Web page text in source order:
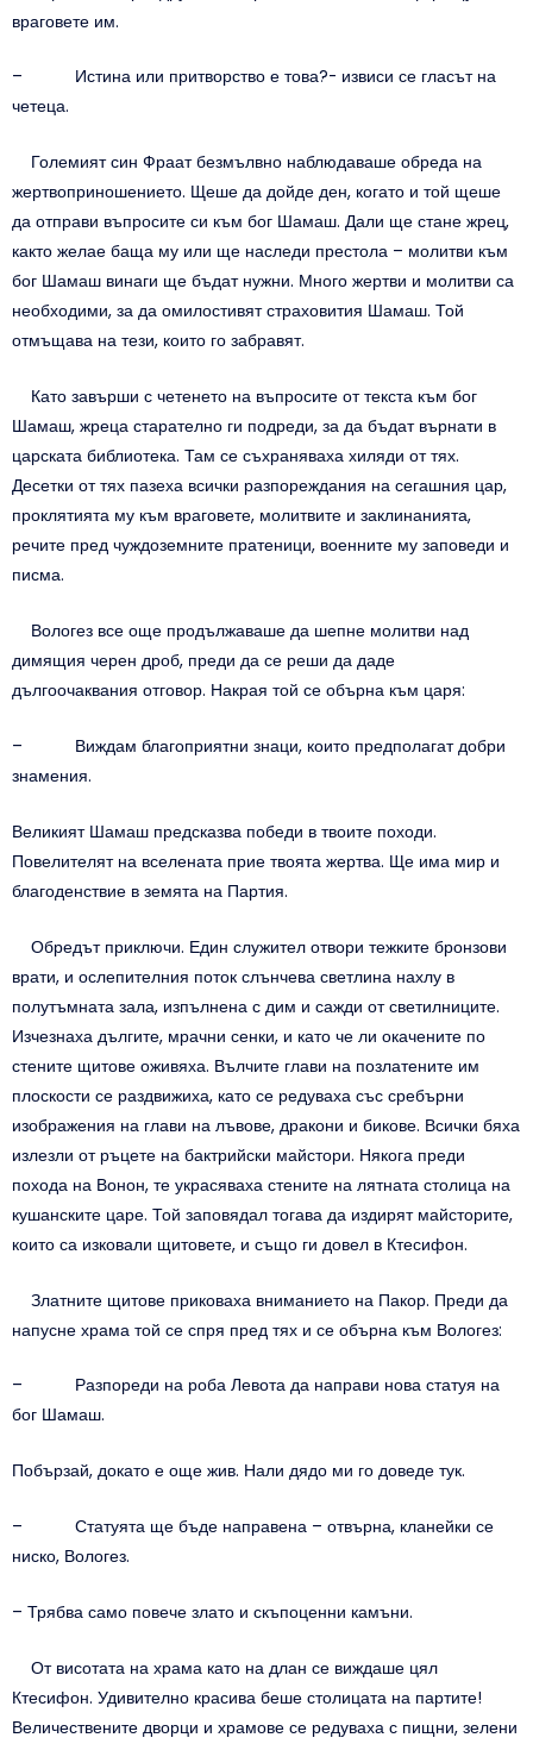
враговете им.
– Истина или притворство е това?- извиси се гласът на
четеца.
Големият син Фраат безмълвно наблюдаваше обреда на
жертвоприношението. Щеше да дойде ден, когато и той щеше
да отправи въпросите си към бог Шамаш. Дали ще стане жрец,
както желае баща му или ще наследи престола – молитви към
бог Шамаш винаги ще бъдат нужни. Много жертви и молитви са
необходими, за да омилостивят страховития Шамаш. Той
отмъщава на тези, които го забравят.
Като завърши с четенето на въпросите от текста към бог
Шамаш, жреца старателно ги подреди, за да бъдат върнати в
царската библиотека. Там се съхраняваха хиляди от тях.
Десетки от тях пазеха всички разпореждания на сегашния цар,
проклятията му към враговете, молитвите и заклинанията,
речите пред чуждоземните пратеници, военните му заповеди и
писма.
Вологез все още продължаваше да шепне молитви над
димящия черен дроб, преди да се реши да даде
дългоочаквания отговор. Накрая той се обърна към царя:
– Виждам благоприятни знаци, които предполагат добри
знамения.
Великият Шамаш предсказва победи в твоите походи.
Повелителят на вселената прие твоята жертва. Ще има мир и
благоденствие в земята на Партия.
Обредът приключи. Един служител отвори тежките бронзови
врати, и ослепителния поток слънчева светлина нахлу в
полутъмната зала, изпълнена с дим и сажди от светилниците.
Изчезнаха дългите, мрачни сенки, и като че ли окачените по
стените щитове оживяха. Вълчите глави на позлатените им
плоскости се раздвижиха, като се редуваха със сребърни
изображения на глави на лъвове, дракони и бикове. Всички бяха
излезли от ръцете на бактрийски майстори. Някога преди
похода на Вонон, те украсяваха стените на лятната столица на
кушанските царе. Той заповядал тогава да издирят майсторите,
които са изковали щитовете, и също ги довел в Ктесифон.
Златните щитове приковаха вниманието на Пакор. Преди да
напусне храма той се спря пред тях и се обърна към Вологез:
– Разпореди на роба Левота да направи нова статуя на
бог Шамаш.
Побързай, докато е още жив. Нали дядо ми го доведе тук.
– Статуята ще бъде направена – отвърна, кланейки се
ниско, Вологез.
– Трябва само повече злато и скъпоценни камъни.
От висотата на храма като на длан се виждаше цял
Ктесифон. Удивително красива беше столицата на партите!
Величествените дворци и храмове се редуваха с пищни, зелени